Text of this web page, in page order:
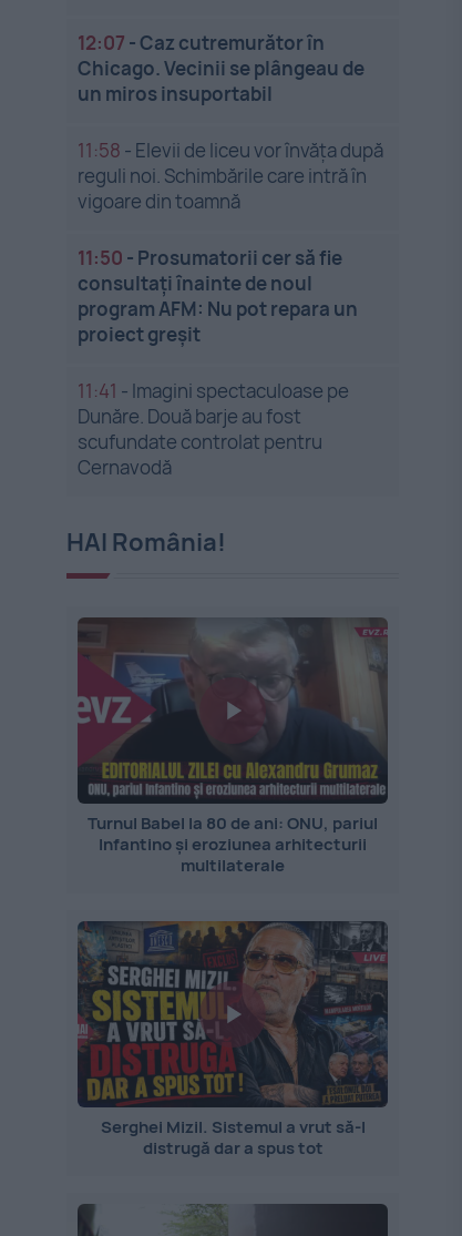
12:07 -Caz cutremurător în
Chicago. Vecinii se plângeau de
un miros insuportabil
11:58 - Elevii de liceu vor învăța după
reguli noi. Schimbările care intră în
vigoare din toamnă
11:50 - Prosumatorii cer să fie
consultați înainte de noul
program AFM: Nu pot repara un
proiect greșit
11:41 - Imagini spectaculoase pe
Dunăre. Două barje au fost
scufundate controlat pentru
Cernavodă
HAI România!
Turnul Babel la 80 de ani: ONU, pariul
Infantino și eroziunea arhitecturii
multilaterale
Serghei Mizil. Sistemul a vrut să-l
distrugă dar a spus tot